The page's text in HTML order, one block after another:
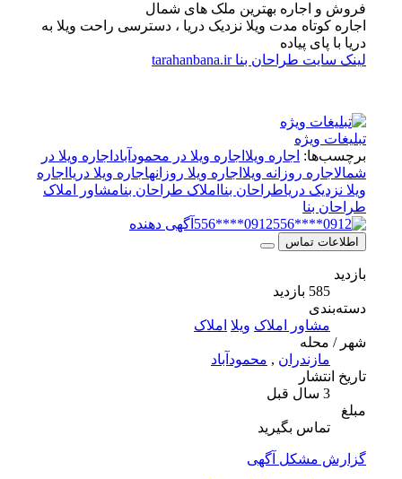
فروش و اجاره بهترین ملک های شمال
اجاره کوتاه مدت ویلا نزدیک دریا ، دسترسی راحت ویلا به
دریا با پای پیاده
لینک سایت طراحان بنا tarahanbana.ir
تبلیغات ویژه
برچسب‌ها:اجاره ویلا اجاره ویلا در محمودآباداجاره ویلا در
اجاره روزانه ویلااجاره ویلا روزانه اجاره ویلا دریااجاره
ویلا نزدیک دریاطراحان بنااملاک طراحان بنامشاور املاک
طراحان بنا
0912****556
آگهی دهنده
اطلاعات تماس
دسته‌بندی
مشاور املاک
ویلا املاک
شهر / محله
مازندران ,محمودآباد
تاریخ انتشار
تماس بگیرید
گزارش مشکل آگهی